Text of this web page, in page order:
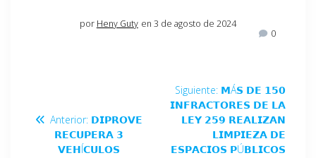
por Heny Guty en 3 de agosto de 2024
0
Anterior: 𝗗𝗜𝗣𝗥𝗢𝗩𝗘
𝗥𝗘𝗖𝗨𝗣𝗘𝗥𝗔 𝟯
𝗩𝗘𝗛Í𝗖𝗨𝗟𝗢𝗦
Siguiente: 𝗠Á𝗦 𝗗𝗘 𝟭𝟱𝟬
𝗜𝗡𝗙𝗥𝗔𝗖𝗧𝗢𝗥𝗘𝗦 𝗗𝗘 𝗟𝗔
𝗟𝗘𝗬 𝟮𝟱𝟵 𝗥𝗘𝗔𝗟𝗜𝗭𝗔𝗡
𝗟𝗜𝗠𝗣𝗜𝗘𝗭𝗔 𝗗𝗘
𝗘𝗦𝗣𝗔𝗖𝗜𝗢𝗦 𝗣Ú𝗕𝗟𝗜𝗖𝗢𝗦